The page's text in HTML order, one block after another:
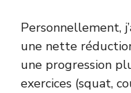
Personnellement,
une nette
une progression
exercices (squat,